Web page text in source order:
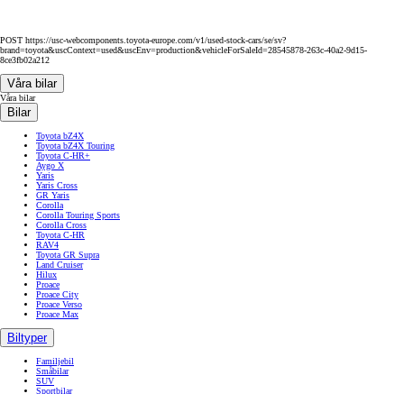
POST https://usc-webcomponents.toyota-europe.com/v1/used-stock-cars/se/sv?
brand=toyota&uscContext=used&uscEnv=production&vehicleForSaleId=28545878-263c-40a2-9d15-
8ce3fb02a212
Våra bilar
Våra bilar
Bilar
Toyota bZ4X
Toyota bZ4X Touring
Toyota C-HR+
Aygo X
Yaris
Yaris Cross
GR Yaris
Corolla
Corolla Touring Sports
Corolla Cross
Toyota C-HR
RAV4
Toyota GR Supra
Land Cruiser
Hilux
Proace
Proace City
Proace Verso
Proace Max
Biltyper
Familjebil
Småbilar
SUV
Sportbilar